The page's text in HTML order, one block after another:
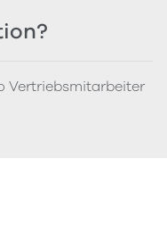
Vertriebsmitarbeiter